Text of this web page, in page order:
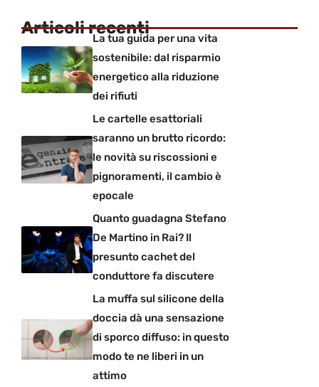
Articoli recenti
La tua guida per una vita
sostenibile: dal risparmio
energetico alla riduzione
dei rifiuti
Le cartelle esattoriali
saranno un brutto ricordo:
le novità su riscossioni e
pignoramenti, il cambio è
epocale
Quanto guadagna Stefano
De Martino in Rai? Il
presunto cachet del
conduttore fa discutere
La muffa sul silicone della
doccia dà una sensazione
di sporco diffuso: in questo
modo te ne liberi in un
attimo